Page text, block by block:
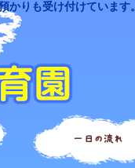
かりも受け付けています
一日の流れ